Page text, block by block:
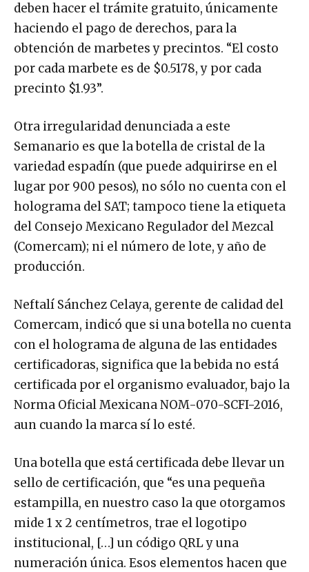
deben hacer el trámite gratuito, únicamente
haciendo el pago de derechos, para la
obtención de marbetes y precintos. “El costo
por cada marbete es de $0.5178, y por cada
precinto $1.93”.
Otra irregularidad denunciada a este
Semanario es que la botella de cristal de la
variedad espadín (que puede adquirirse en el
lugar por 900 pesos), no sólo no cuenta con el
holograma del SAT; tampoco tiene la etiqueta
del Consejo Mexicano Regulador del Mezcal
(Comercam); ni el número de lote, y año de
producción.
Neftalí Sánchez Celaya, gerente de calidad del
Comercam, indicó que si una botella no cuenta
con el holograma de alguna de las entidades
certificadoras, significa que la bebida no está
certificada por el organismo evaluador, bajo la
Norma Oficial Mexicana NOM-070-SCFI-2016,
aun cuando la marca sí lo esté.
Una botella que está certificada debe llevar un
sello de certificación, que “es una pequeña
estampilla, en nuestro caso la que otorgamos
mide 1 x 2 centímetros, trae el logotipo
institucional, […] un código QRL y una
numeración única. Esos elementos hacen que